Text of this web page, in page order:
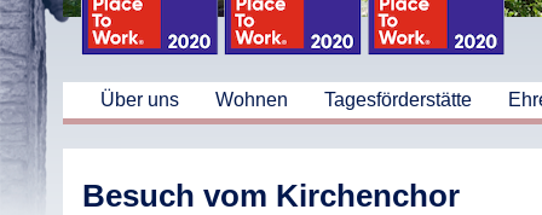
Über uns Wohnen Tagesförderstätte
Besuch vom Kirchenchor